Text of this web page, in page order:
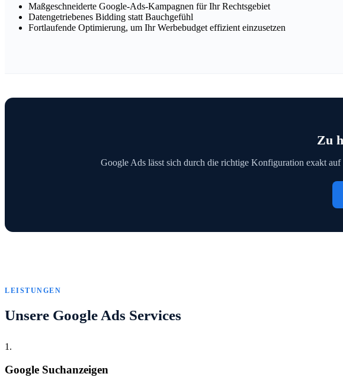
Maßgeschneiderte Google-Ads-Kampagnen für Ihr Rechtsgebiet
Datengetriebenes Bidding statt Bauchgefühl
Fortlaufende Optimierung, um Ihr Werbebudget effizient einzusetzen
Zu
Google Ads lässt sich durch die richtige Konfiguration exakt
LEISTUNGEN
Unsere Google Ads Services
1.
Google Suchanzeigen